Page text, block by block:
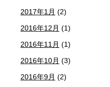
2017年1月 (2)
2016年12月 (1)
2016年11月 (1)
2016年10月 (3)
2016年9月 (2)